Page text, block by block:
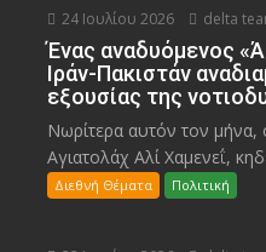
24 Ιουλίου 2026 delta
Ένας αναδυόμενος
Ιράν-Πακιστάν
εξουσίας της
Νωρίτερα αυτόν τον μήνα,
Αγιατολάχ Αλί Χαμενεΐ,
Διεθνή Θέματα Πολιτική